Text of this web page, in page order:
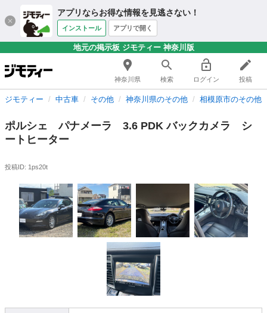
アプリならお得な情報を見逃さない！
インストール アプリで開く
地元の掲示板 ジモティー 神奈川版
神奈川県 検索 ログイン 投稿
ジモティー 中古車 その他 神奈川県のその他 相模原市のその他
ポルシェ パナメーラ 3.6 PDK バックカメラ シ
ートヒーター
投稿ID: 1ps20t